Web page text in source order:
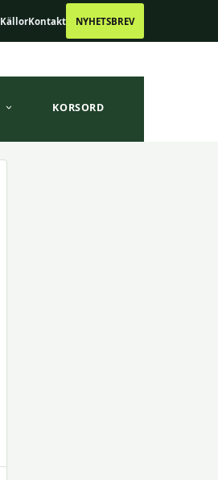
KällorKontakt NYHETSBREV
KORSORD